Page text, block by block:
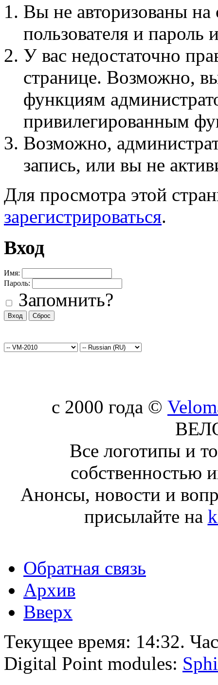
Вы не авторизованы на
пользователя и пароль
У вас недостаточно
странице. Возможно,
функциям
привилегированным
Возможно,
запись, или вы не
Для просмотра этой
зарегистрироваться.
Вход
Имя:
Пароль:
Запомнить?
c 2000 года ©
Все логотипы и
собственностью
Анонсы, новости и
присылайте на
Обратная связь
Архив
Вверх
Текущее время: 14:32.
Digital Point modules: